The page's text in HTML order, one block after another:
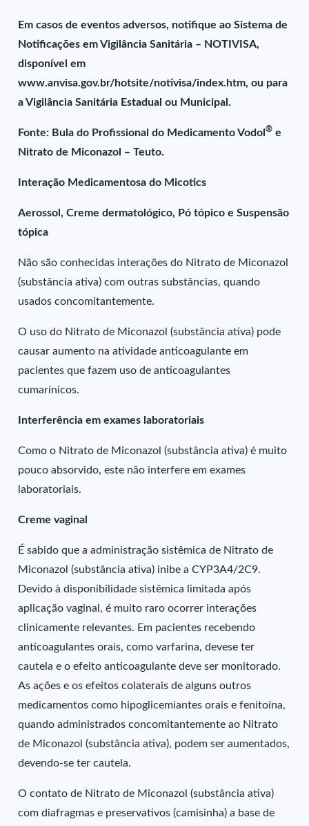
Em casos de eventos adversos, notifique ao Sistema de
Notificações em Vigilância Sanitária – NOTIVISA,
disponível em
www.anvisa.gov.br/hotsite/notivisa/index.htm, ou para
a Vigilância Sanitária Estadual ou Municipal.
Fonte: Bula do Profissional do Medicamento Vodol® e
Nitrato de Miconazol – Teuto.
Interação Medicamentosa do Micotics
Aerossol, Creme dermatológico, Pó tópico e Suspensão
tópica
Não são conhecidas interações do Nitrato de Miconazol
(substância ativa) com outras substâncias, quando
usados concomitantemente.
O uso do Nitrato de Miconazol (substância ativa) pode
causar aumento na atividade anticoagulante em
pacientes que fazem uso de anticoagulantes
cumarínicos.
Interferência em exames laboratoriais
Como o Nitrato de Miconazol (substância ativa) é muito
pouco absorvido, este não interfere em exames
laboratoriais.
Creme vaginal
É sabido que a administração sistêmica de Nitrato de
Miconazol (substância ativa) inibe a CYP3A4/2C9.
Devido à disponibilidade sistêmica limitada após
aplicação vaginal, é muito raro ocorrer interações
clinicamente relevantes. Em pacientes recebendo
anticoagulantes orais, como varfarina, devese ter
cautela e o efeito anticoagulante deve ser monitorado.
As ações e os efeitos colaterais de alguns outros
medicamentos como hipoglicemiantes orais e fenitoína,
quando administrados concomitantemente ao Nitrato
de Miconazol (substância ativa), podem ser aumentados,
devendo-se ter cautela.
O contato de Nitrato de Miconazol (substância ativa)
com diafragmas e preservativos (camisinha) a base de